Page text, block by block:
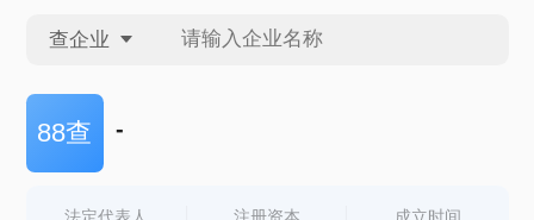
查企业
查企业
88查 -
法定代表人 注册资本 成立时间